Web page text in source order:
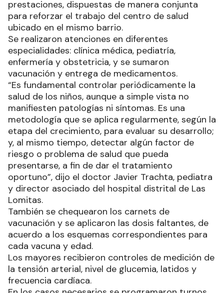
prestaciones, dispuestas de manera conjunta
para reforzar el trabajo del centro de salud
ubicado en el mismo barrio.
Se realizaron atenciones en diferentes
especialidades: clínica médica, pediatría,
enfermería y obstetricia, y se sumaron
vacunación y entrega de medicamentos.
“Es fundamental controlar periódicamente la
salud de los niños, aunque a simple vista no
manifiesten patologías ni síntomas. Es una
metodología que se aplica regularmente, según la
etapa del crecimiento, para evaluar su desarrollo;
y, al mismo tiempo, detectar algún factor de
riesgo o problema de salud que pueda
presentarse, a fin de dar el tratamiento
oportuno”, dijo el doctor Javier Trachta, pediatra
y director asociado del hospital distrital de Las
Lomitas.
También se chequearon los carnets de
vacunación y se aplicaron las dosis faltantes, de
acuerdo a los esquemas correspondientes para
cada vacuna y edad.
Los mayores recibieron controles de medición de
la tensión arterial, nivel de glucemia, latidos y
frecuencia cardíaca.